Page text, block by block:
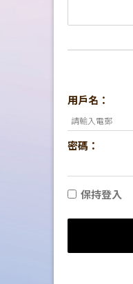
用戶名：
密碼：
保持登入